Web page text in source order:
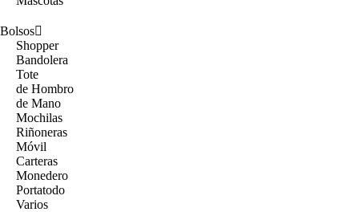
Bolsos
Shopper
Bandolera
Tote
de Hombro
de Mano
Mochilas
Riñoneras
Móvil
Carteras
Monedero
Portatodo
Varios